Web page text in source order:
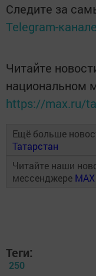
Следите за
Telegram-канале
Читайте
национальном
https://max.ru/
Ещё больше
Татарстан
Читайте наши
мессенджере MAX
Теги:
250